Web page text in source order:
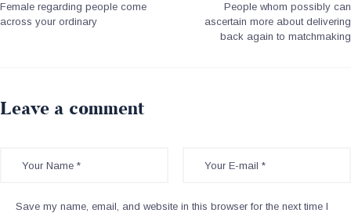
Female regarding people come
across your ordinary
People whom possibly can
ascertain more about delivering
back again to matchmaking
Leave a comment
Save my name, email, and website in this browser for the next time I